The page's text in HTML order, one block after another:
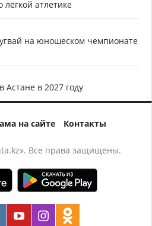
атлетике
на юношеском чемпионате
Астане в 2027 году
на сайте Контакты
Все права защищены.